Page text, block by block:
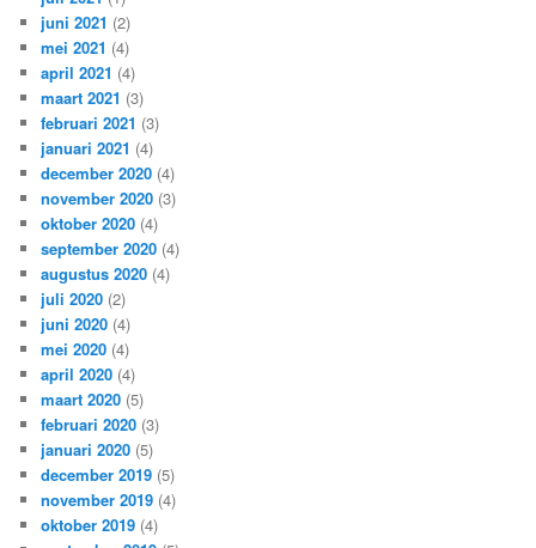
juni 2021 (2)
mei 2021 (4)
april 2021 (4)
maart 2021 (3)
februari 2021 (3)
januari 2021 (4)
december 2020 (4)
november 2020 (3)
oktober 2020 (4)
september 2020 (4)
augustus 2020 (4)
juli 2020 (2)
juni 2020 (4)
mei 2020 (4)
april 2020 (4)
maart 2020 (5)
februari 2020 (3)
januari 2020 (5)
december 2019 (5)
november 2019 (4)
oktober 2019 (4)